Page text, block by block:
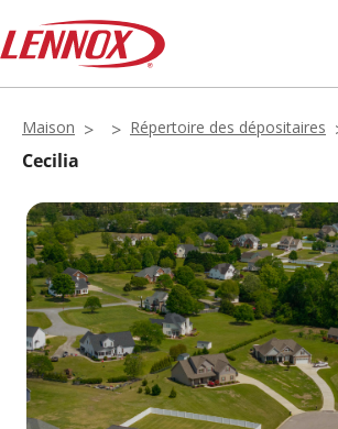
Maison Répertoire des dépositaires
Cecilia